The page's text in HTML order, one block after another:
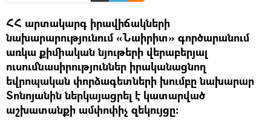
ՀՀ արտակարգ իրավիճակների
նախարարությունում «Նաիրիտ» գործարանում
առկա քիմիական նյութերի վերաբերյալ
ուսումնասիրություններ իրականացնող
եվրոպական փորձագետների խումբը նախարար
Տոնոյանին ներկայացրել է կատարված
աշխատանքի ամփոփիչ զեկույցը: